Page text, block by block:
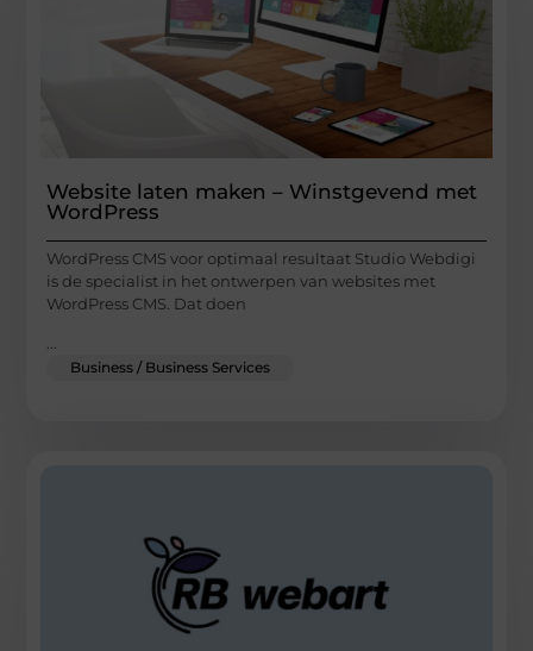
Website laten maken – Winstgevend met
WordPress
WordPress CMS voor optimaal resultaat Studio Webdigi
is de specialist in het ontwerpen van websites met
WordPress CMS. Dat doen
...
Business / Business Services